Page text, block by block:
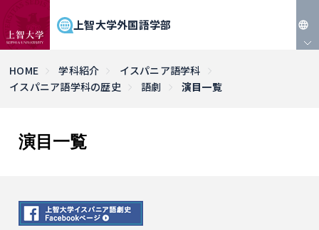
上智大学外国語学部
HOME 学科紹介
イスパニア語学科
イスパニア語学科の歴史
語劇 演目一覧
演目一覧